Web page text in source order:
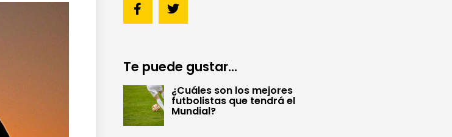
Te puede gustar...
¿Cuáles son los mejores
futbolistas que tendrá el
Mundial?